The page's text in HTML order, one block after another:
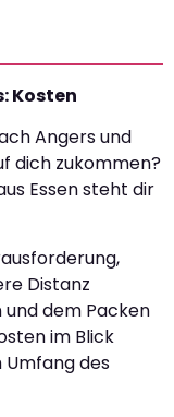
Kosten
Angers und
dich zukommen?
Essen steht dir
Distanz
dem Packen
im Blick
Umfang des